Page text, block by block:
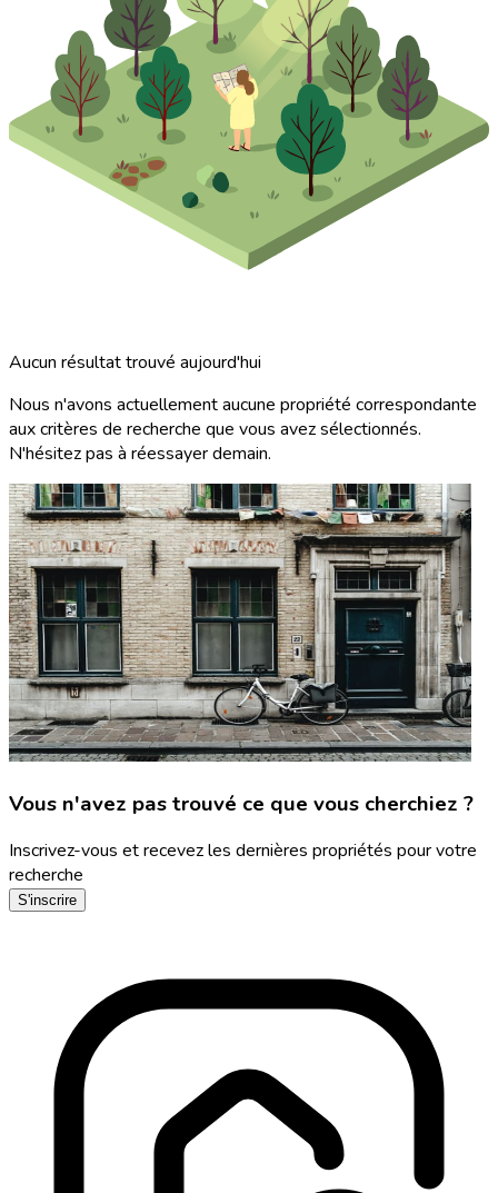
Aucun résultat trouvé aujourd'hui
Nous n'avons actuellement aucune propriété correspondante
aux critères de recherche que vous avez sélectionnés.
N'hésitez pas à réessayer demain.
Vous n'avez pas trouvé ce que vous cherchiez ?
Inscrivez-vous et recevez les dernières propriétés pour votre
recherche
S'inscrire